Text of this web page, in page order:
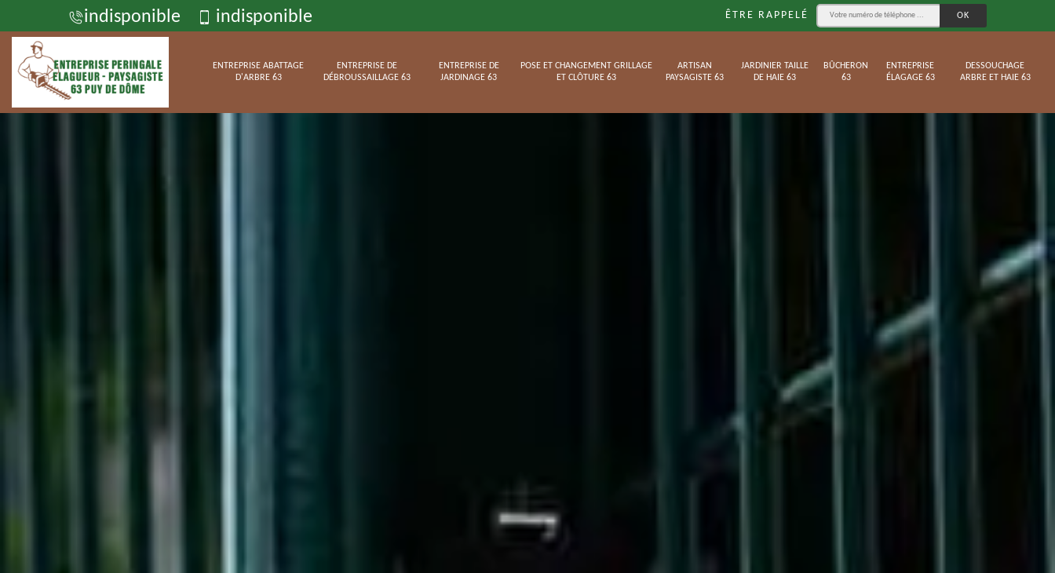
indisponible indisponible ÊTRE RAPPELÉ
ENTREPRISE ABATTAGE
D'ARBRE 63
ENTREPRISE DE
DÉBROUSSAILLAGE 63
ENTREPRISE DE
JARDINAGE 63
POSE ET CHANGEMENT GRILLAGE
ET CLÔTURE 63
ARTISAN
PAYSAGISTE 63
JARDINIER TAILLE
DE HAIE 63
BÛCHERON
63
ENTREPRISE
ÉLAGAGE 63
DESSOUCHAGE
ARBRE ET HAIE 63